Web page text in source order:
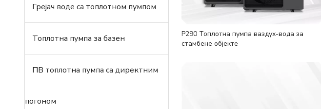
Грејач воде са топлотном пумпом
Топлотна пумпа за базен
ПВ топлотна пумпа са директним
погоном
Р290 Топлотна пумпа ваздух-вода за
стамбене објекте